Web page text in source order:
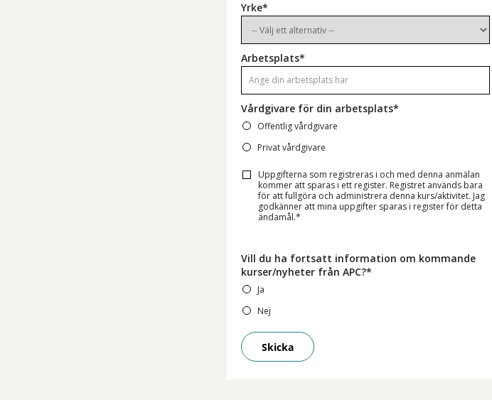
Yrke*
Arbetsplats*
Vårdgivare för din arbetsplats*
Offentlig vårdgivare
Privat vårdgivare
Uppgifterna som registreras i och med denna anmälan
kommer att sparas i ett register. Registret används bara
för att fullgöra och administrera denna kurs/aktivitet. Jag
godkänner att mina uppgifter sparas i register för detta
ändamål.*
Vill du ha fortsatt information om kommande
kurser/nyheter från APC?*
Ja
Nej
Skicka